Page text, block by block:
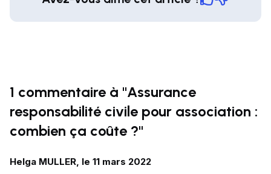
1 commentaire à "Assurance
responsabilité civile pour association :
combien ça coûte ?"
Helga MULLER, le 11 mars 2022